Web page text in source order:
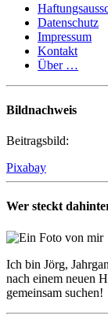
Datenschutz
Impressum
Kontakt
Über …
Bildnachweis
Beitragsbild:
Pixabay
Wer steckt
Ich bin Jörg,
nach einem neuen
gemeinsam suchen!